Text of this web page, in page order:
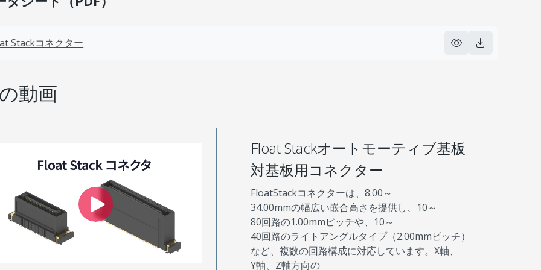
Stackコネクター
動画
Float Stackオートモーティブ基板
対基板用コネクター
FloatStackコネクターは、8.00～
34.00mmの幅広い嵌合高さを提供し、10～
80回路の1.00mmピッチや、10～
40回路のライトアングルタイプ（2.00mmピッチ）
など、複数の回路構成に対応しています。X軸、
Y軸、Z軸方向の